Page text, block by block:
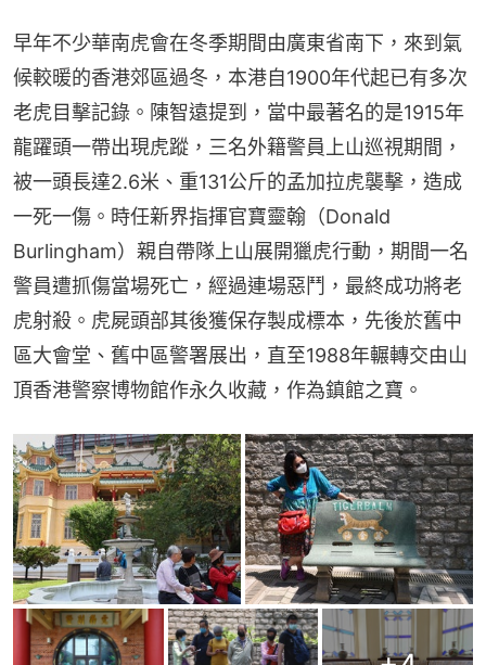
早年不少華南虎會在冬季期間由廣東省南下，來到氣
候較暖的香港郊區過冬，本港自1900年代起已有多次
老虎目擊記錄。陳智遠提到，當中最著名的是1915年
龍躍頭一帶出現虎蹤，三名外籍警員上山巡視期間，
被一頭長達2.6米、重131公斤的孟加拉虎襲擊，造成
一死一傷。時任新界指揮官寶靈翰（Donald
Burlingham）親自帶隊上山展開獵虎行動，期間一名
警員遭抓傷當場死亡，經過連場惡鬥，最終成功將老
虎射殺。虎屍頭部其後獲保存製成標本，先後於舊中
區大會堂、舊中區警署展出，直至1988年輾轉交由山
頂香港警察博物館作永久收藏，作為鎮館之寶。